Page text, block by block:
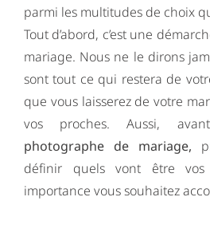
parmi les multitudes de choix
Tout d’abord, c’est une
mariage. Nous ne le dirons
sont tout ce qui restera de
que vous laisserez de votre
vos proches. Aussi,
photographe de mariage,
définir quels vont être
importance vous souhaitez